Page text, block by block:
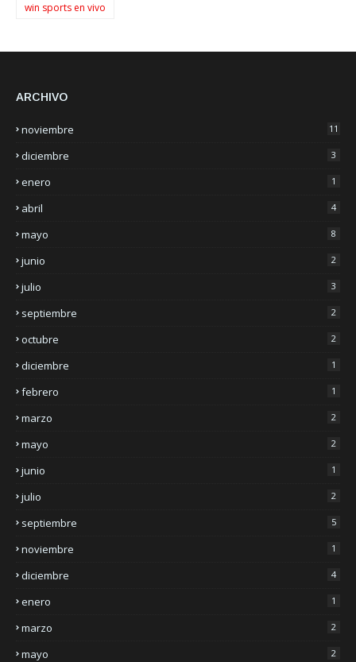
win sports en vivo
ARCHIVO
noviembre 11
diciembre 3
enero 1
abril 4
mayo 8
junio 2
julio 3
septiembre 2
octubre 2
diciembre 1
febrero 1
marzo 2
mayo 2
junio 1
julio 2
septiembre 5
noviembre 1
diciembre 4
enero 1
marzo 2
mayo 2